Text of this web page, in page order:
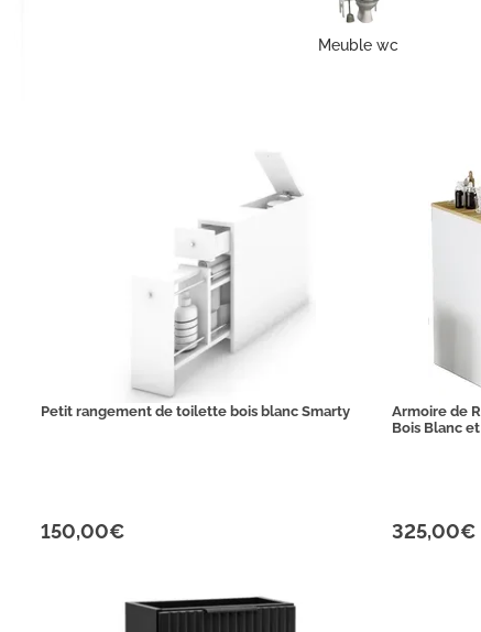
Meuble wc
Petit rangement de toilette bois blanc Smarty
150,00€
Armoire de
Bois Blanc
325,00€